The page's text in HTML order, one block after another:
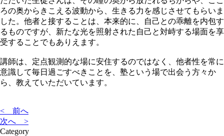
ろの奥からきこえる波動から、生きる力を感じさせてもらいま
した。他者と接することは、本来的に、自己との乖離を内包す
るものですが、新たな光を照射された自己と対峙する場面を享
受することでもありえます。
講師は、定点観測的な場に安住するのではなく、他者性を常に
意識して毎日過ごすべきことを、塾という場で出会う方々か
ら、教えていただいています。
< 前へ
次へ >
Category